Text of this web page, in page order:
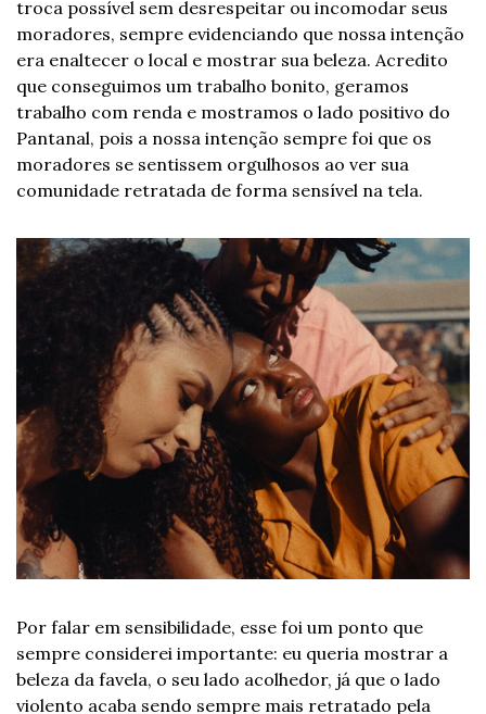
troca possível sem desrespeitar ou incomodar seus
moradores, sempre evidenciando que nossa intenção
era enaltecer o local e mostrar sua beleza. Acredito
que conseguimos um trabalho bonito, geramos
trabalho com renda e mostramos o lado positivo do
Pantanal, pois a nossa intenção sempre foi que os
moradores se sentissem orgulhosos ao ver sua
comunidade retratada de forma sensível na tela.
Por falar em sensibilidade, esse foi um ponto que
sempre considerei importante: eu queria mostrar a
beleza da favela, o seu lado acolhedor, já que o lado
violento acaba sendo sempre mais retratado pela